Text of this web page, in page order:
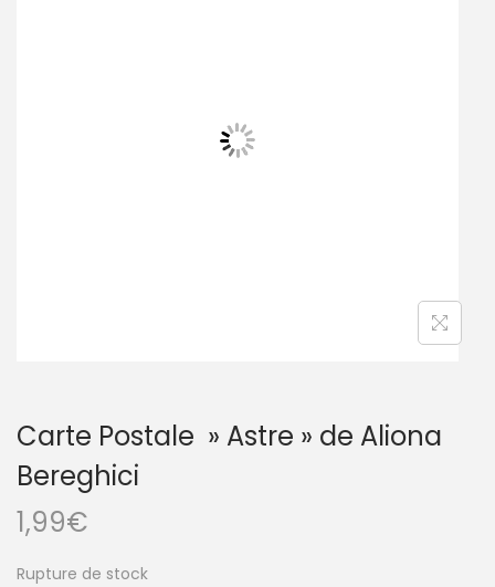
Carte Postale » Astre » de Aliona
Bereghici
1,99€
Rupture de stock